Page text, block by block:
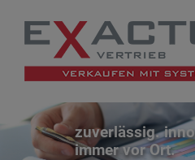
zuverlässig.
immer vor Ort.